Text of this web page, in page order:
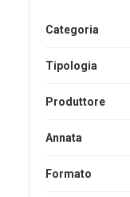
Categoria
Tipologia
Produttore
Annata
Formato